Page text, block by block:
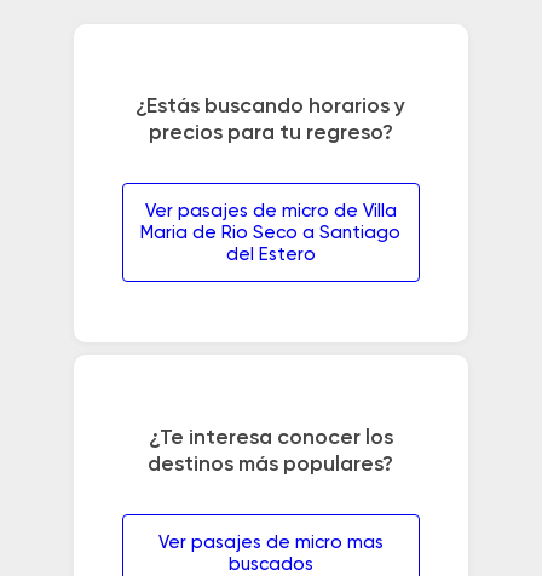
¿Estás buscando horarios y
precios para tu regreso?
Ver pasajes de micro de Villa
Maria de Rio Seco a Santiago
del Estero
¿Te interesa conocer los
destinos más populares?
Ver pasajes de micro mas
buscados